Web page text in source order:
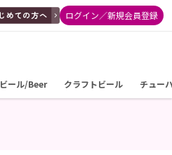
ログイン／新規会員登録
ビール/Beer クラフトビール チュー